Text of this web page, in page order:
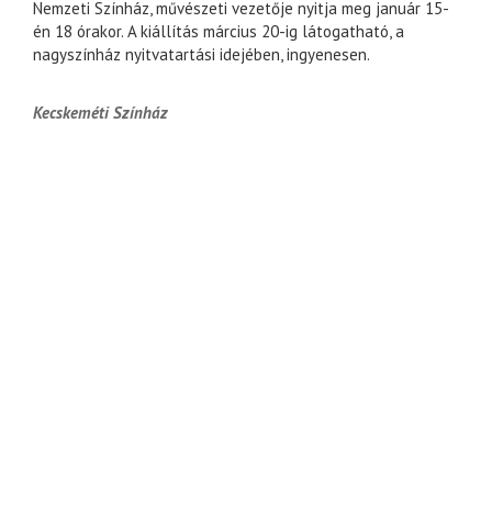
Nemzeti Színház, művészeti vezetője nyitja meg január 15-
én 18 órakor. A kiállítás március 20-ig látogatható, a
nagyszínház nyitvatartási idejében, ingyenesen.
Kecskeméti Színház